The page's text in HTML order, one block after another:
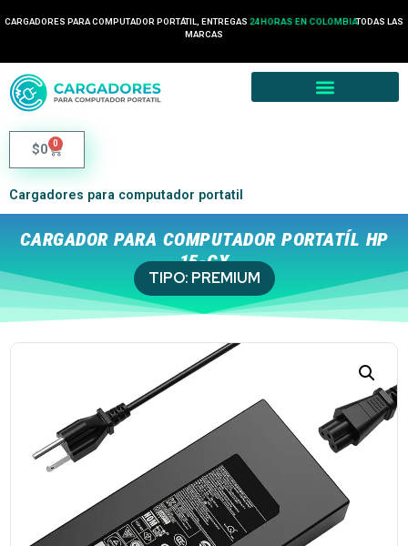
CARGADORES PARA COMPUTADOR PORTÁTIL, ENTREGAS 24 HORAS EN COLOMBIATODAS LAS
MARCAS
$0 0
Cargadores para computador portatil
CARGADOR PARA COMPUTADOR PORTATÍL HP
15-CX
TIPO: PREMIUM